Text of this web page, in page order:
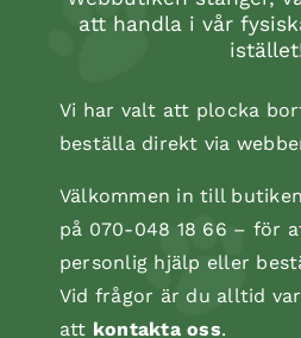
att handla i vår
Vi har valt att plocka
beställa direkt via
Välkommen in till
på 070-048 18 66 – för
personlig hjälp eller
Vid frågor är du alltid
att kontakta oss.